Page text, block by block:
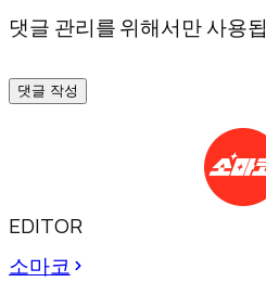
댓글 관리를 위해서만 사용
댓글 작성
EDITOR
소마코